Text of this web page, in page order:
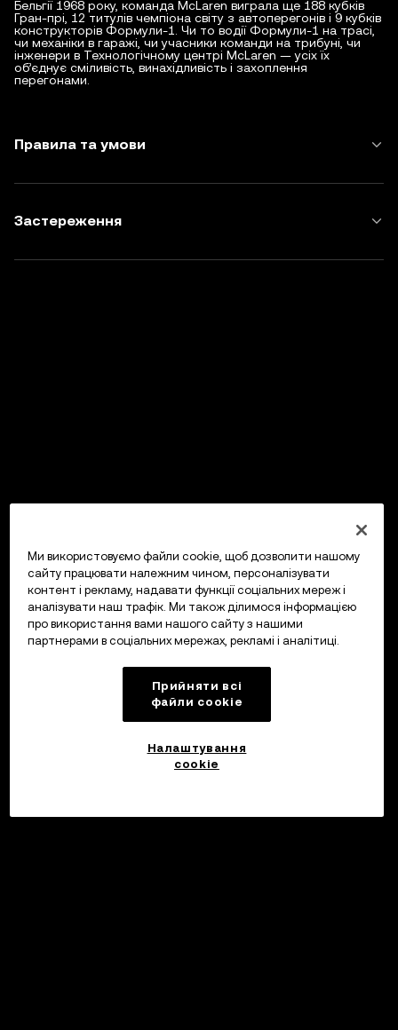
Бельгії 1968 року, команда McLaren виграла ще 188 кубків
Гран-прі, 12 титулів чемпіона світу з автоперегонів і 9 кубків
конструкторів Формули-1. Чи то водії Формули-1 на трасі,
чи механіки в гаражі, чи учасники команди на трибуні, чи
інженери в Технологічному центрі McLaren — усіх їх
об’єднує сміливість, винахідливість і захоплення
перегонами.
Правила та умови
Застереження
Ми використовуємо файли cookie, щоб дозволити нашому
сайту працювати належним чином, персоналізувати
контент і рекламу, надавати функції соціальних мереж і
аналізувати наш трафік. Ми також ділимося інформацією
про використання вами нашого сайту з нашими
партнерами в соціальних мережах, рекламі і аналітиці.
Прийняти всі
файли сookie
Налаштування
cookie